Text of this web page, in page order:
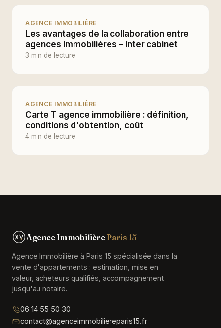
AGENCE IMMOBILIÈRE
Les avantages de la collaboration entre
agences immobilières – inter cabinet
3 min de lecture
AGENCE IMMOBILIÈRE
Carte T agence immobilière : définition,
conditions d'obtention, coût
4 min de lecture
Agence Immobilière Paris 15
Agence Immobilière à Paris 15 spécialisée dans la
vente d'appartements : estimation, mise en
valeur, acheteurs qualifiés, accompagnement
jusqu'au notaire.
06 14 55 50 30
contact@agenceimmobiliereparis15.fr